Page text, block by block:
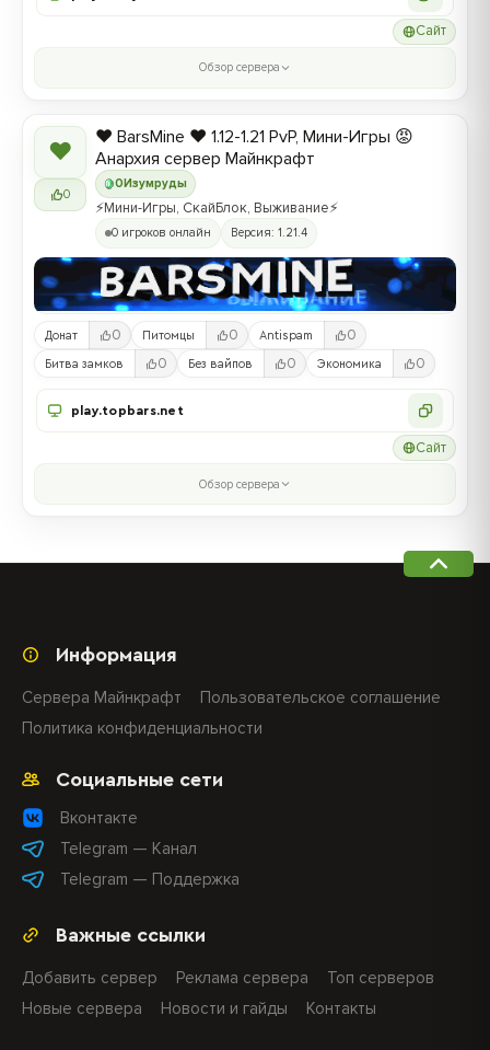
Сайт
Обзор сервера
❤
0
0 Изумруды
❤️ BarsMine ❤️ 1.12-1.21 PvP, Мини-Игры 😡
Анархия сервер Майнкрафт
⚡Мини-Игры, СкайБлок, Выживание⚡
0 игроков онлайн Версия: 1.21.4
Донат 0 Питомцы 0 Antispam 0
Битва замков 0 Без вайпов 0 Экономика 0
play.topbars.net
Сайт
Обзор сервера
Важные ссылки
Добавить сервер Реклама сервера
Топ серверов
Новые сервера
Новости и гайды Контакты
Социальные сети
Вконтакте
Telegram — Канал
Telegram — Поддержка
Информация
Сервера Майнкрафт
Пользовательское соглашение
Политика конфиденциальности